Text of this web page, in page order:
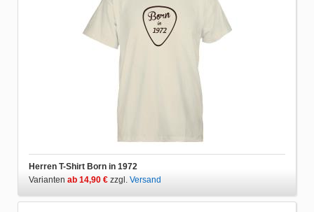
Herren T-Shirt Born in 1972
Varianten ab 14,90 € zzgl. Versand